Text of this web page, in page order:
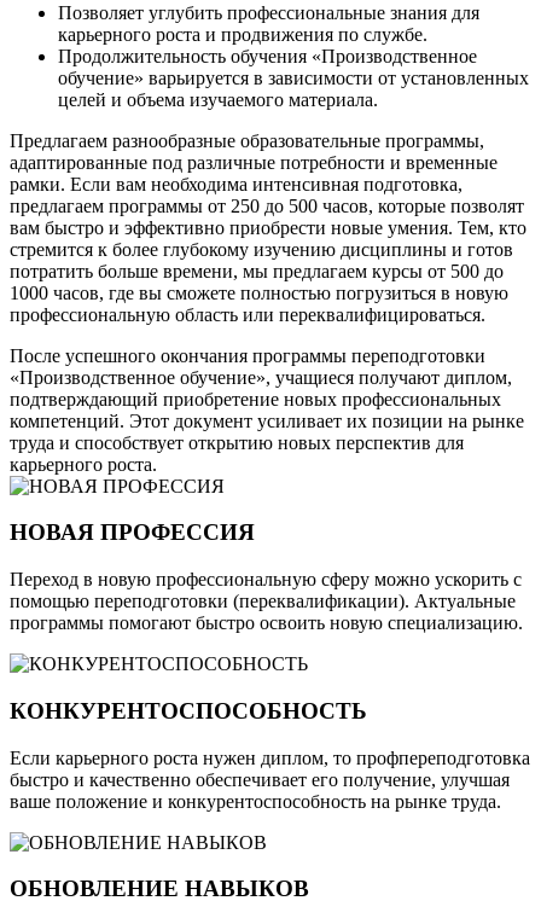
Позволяет углубить профессиональные знания для
карьерного роста и продвижения по службе.
Продолжительность обучения «Производственное
обучение» варьируется в зависимости от установленных
целей и объема изучаемого материала.
Предлагаем разнообразные образовательные программы,
адаптированные под различные потребности и временные
рамки. Если вам необходима интенсивная подготовка,
предлагаем программы от 250 до 500 часов, которые позволят
вам быстро и эффективно приобрести новые умения. Тем, кто
стремится к более глубокому изучению дисциплины и готов
потратить больше времени, мы предлагаем курсы от 500 до
1000 часов, где вы сможете полностью погрузиться в новую
профессиональную область или переквалифицироваться.
После успешного окончания программы переподготовки
«Производственное обучение», учащиеся получают диплом,
подтверждающий приобретение новых профессиональных
компетенций. Этот документ усиливает их позиции на рынке
труда и способствует открытию новых перспектив для
карьерного роста.
НОВАЯ ПРОФЕССИЯ
Переход в новую профессиональную сферу можно ускорить с
помощью переподготовки (переквалификации). Актуальные
программы помогают быстро освоить новую специализацию.
КОНКУРЕНТОСПОСОБНОСТЬ
Если карьерного роста нужен диплом, то профпереподготовка
быстро и качественно обеспечивает его получение, улучшая
ваше положение и конкурентоспособность на рынке труда.
ОБНОВЛЕНИЕ НАВЫКОВ